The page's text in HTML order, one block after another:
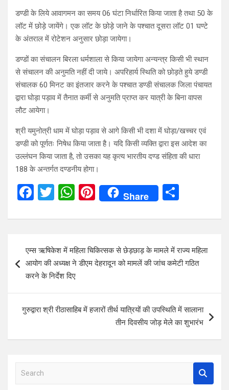
डण्डी के लिये आवागमन का समय 06 घंटा निर्धारित किया जाता है तथा 50 के
लॉट में छोड़े जायेंगे। एक लॉट के छोड़े जाने के पश्चात दूसरा लॉट 01 घण्टे
के अंतराल में रोटेशन अनुसार छोड़ा जायेगा।
डण्डों का संचालन बिरला धर्मशाला से किया जायेगा अन्यन्त्र किसी भी स्थान
से संचालन की अनुमति नहीं दी जाये। अपरिहार्य स्थिति को छोड़ते हुये डण्डी
संचालक 60 मिनट का इंतजार करने के पश्चात डण्डी संचालक जिला पंचायत
द्वारा घोड़ा पड़ाव में तैनात कर्मी से अनुमति प्राप्त कर यात्री के बिना वापस
लौट आयेगा।
श्री यमुनोत्री धाम में घोड़ा पड़ाव से आगे किसी भी दशा में घोड़ा/खच्चर एवं
डण्डी को पूर्णतः निषेध किया जाता है। यदि किसी व्यक्ति द्वारा इस आदेश का
उल्लंघन किया जाता है, तो उसका यह कृत्य भारतीय दण्ड संहिता की धारा
188 के अन्तर्गत दण्डनीय होगा।
F
ce
o
o
k
T
tt
er
W
at
A
p
p
Pi
er
t
Share
ar
navigation
एम्स ऋषिकेश में महिला चिकित्सक से छेड़छाड़ के मामले में राज्य महिला
आयोग की अध्यक्ष ने डीएम देहरादून को मामलें की जांच कमेटी गठित
करने के निर्देश दिए
गुरुद्वारा श्री रीठासाहिब में हजारों तीर्थ यात्रियों की उपस्थिति में सालाना
तीन दिवसीय जोड़ मेले का शुभारंभ